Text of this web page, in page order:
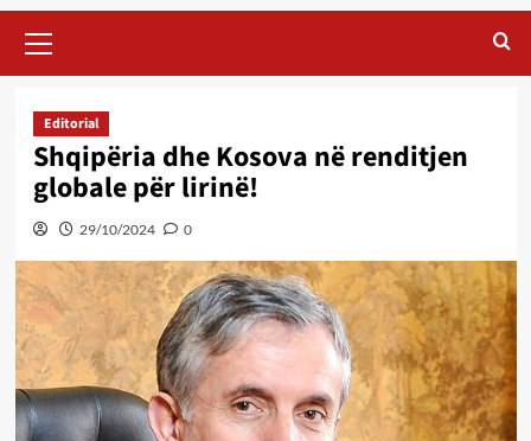
Menu
Editorial
Shqipëria dhe Kosova në renditjen
globale për lirinë!
29/10/2024 0